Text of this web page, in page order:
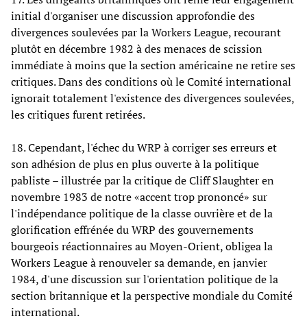
initial d'organiser une discussion approfondie des
divergences soulevées par la Workers League, recourant
plutôt en décembre 1982 à des menaces de scission
immédiate à moins que la section américaine ne retire ses
critiques. Dans des conditions où le Comité international
ignorait totalement l'existence des divergences soulevées,
les critiques furent retirées.
18. Cependant, l'échec du WRP à corriger ses erreurs et
son adhésion de plus en plus ouverte à la politique
pabliste – illustrée par la critique de Cliff Slaughter en
novembre 1983 de notre «accent trop prononcé» sur
l'indépendance politique de la classe ouvrière et de la
glorification effrénée du WRP des gouvernements
bourgeois réactionnaires au Moyen-Orient, obligea la
Workers League à renouveler sa demande, en janvier
1984, d'une discussion sur l'orientation politique de la
section britannique et la perspective mondiale du Comité
international.